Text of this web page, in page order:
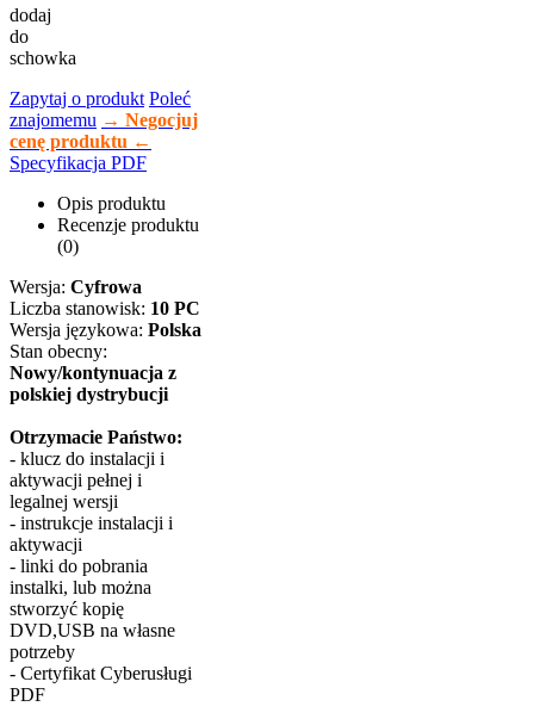
dodaj
do
schowka
Zapytaj o produkt Poleć
znajomemu → Negocjuj
cenę produktu ←
Specyfikacja PDF
Opis produktu
Recenzje produktu
(0)
Wersja: Cyfrowa
Liczba stanowisk: 10 PC
Wersja językowa: Polska
Stan obecny:
Nowy/kontynuacja z
polskiej dystrybucji
Otrzymacie Państwo:
- klucz do instalacji i
aktywacji pełnej i
legalnej wersji
- instrukcje instalacji i
aktywacji
- linki do pobrania
instalki, lub można
stworzyć kopię
DVD,USB na własne
potrzeby
- Certyfikat Cyberusługi
PDF